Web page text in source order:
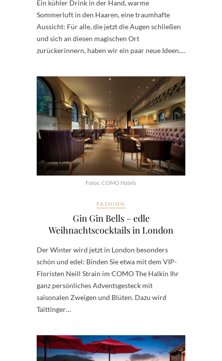
Ein kühler Drink in der Hand, warme
Sommerluft in den Haaren, eine traumhafte
Aussicht: Für alle, die jetzt die Augen schließen
und sich an diesen magischen Ort
zurückerinnern, haben wir ein paar neue Ideen.…
Fotos: COMO Hotels
FASHION
Gin Gin Bells – edle
Weihnachtscocktails in London
Der Winter wird jetzt in London besonders
schön und edel: Binden Sie etwa mit dem VIP-
Floristen Neill Strain im COMO The Halkin Ihr
ganz persönliches Adventsgesteck mit
saisonalen Zweigen und Blüten. Dazu wird
Taittinger…